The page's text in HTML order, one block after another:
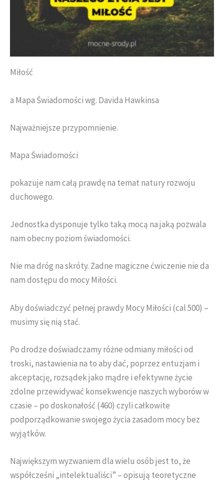
Miłość
a Mapa Świadomości wg. Davida Hawkinsa
Najważniejsze przypomnienie.
Mapa Świadomości
pokazuje nam całą prawdę na temat natury rozwoju
duchowego.
Jednostka dysponuje tylko taką mocą na jaką pozwala
nam obecny poziom świadomości.
Nie ma dróg na skróty. Żadne magiczne ćwiczenie nie da
nam dostępu do mocy Miłości.
Aby doświadczyć pełnej prawdy Mocy Miłości (cal 500) –
musimy się nią stać.
Po drodze doświadczamy różne odmiany miłości od
troski, nastawienia na to aby dać, poprzez entuzjam i
akceptację, rozsądek jako mądre i efektywne życie
zdolne przewidywać konsekwencje naszych wyborów w
czasie – po doskonałość (460) czyli całkowite
podporządkowanie swojego życia zasadom mocy bez
wyjątków.
Największym wyzwaniem dla wielu osób jest to, że
współcześni „intelektualiści” – opisują teoretyczne